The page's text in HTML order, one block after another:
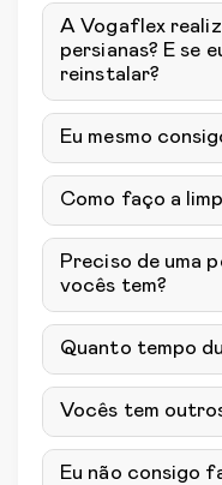
A Vogaflex
persianas? E se
reinstalar?
Eu mesmo
Como faço a
Preciso de uma
vocês tem?
Quanto tempo
Vocês tem
Eu não consigo